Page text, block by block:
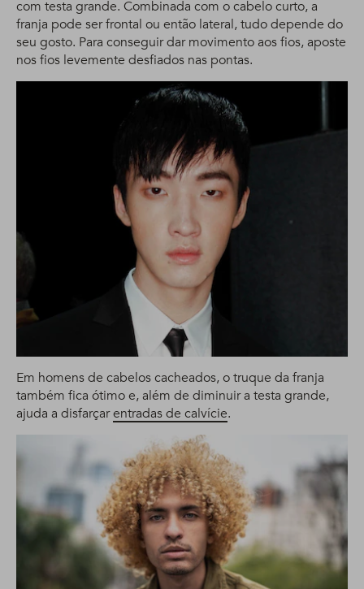
com testa grande. Combinada com o cabelo curto, a
franja pode ser frontal ou então lateral, tudo depende do
seu gosto. Para conseguir dar movimento aos fios, aposte
nos fios levemente desfiados nas pontas.
Em homens de cabelos cacheados, o truque da franja
também fica ótimo e, além de diminuir a testa grande,
ajuda a disfarçarentradas de calvície.